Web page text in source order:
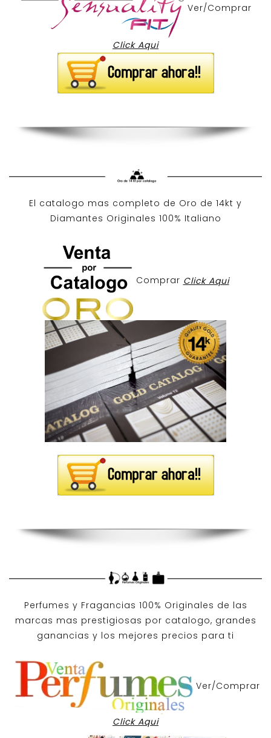
Ver/Comprar
Click Aqui
El catalogo mas completo de Oro de 14kt y
Diamantes Originales 100% Italiano
Comprar Click Aqui
Perfumes y Fragancias 100% Originales de las
marcas mas prestigiosas por catalogo, grandes
ganancias y los mejores precios para ti
Ver/Comprar
Click Aqui